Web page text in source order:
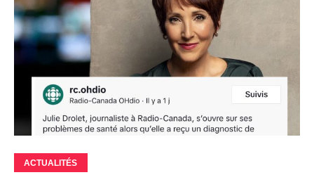
ACTUALITÉS